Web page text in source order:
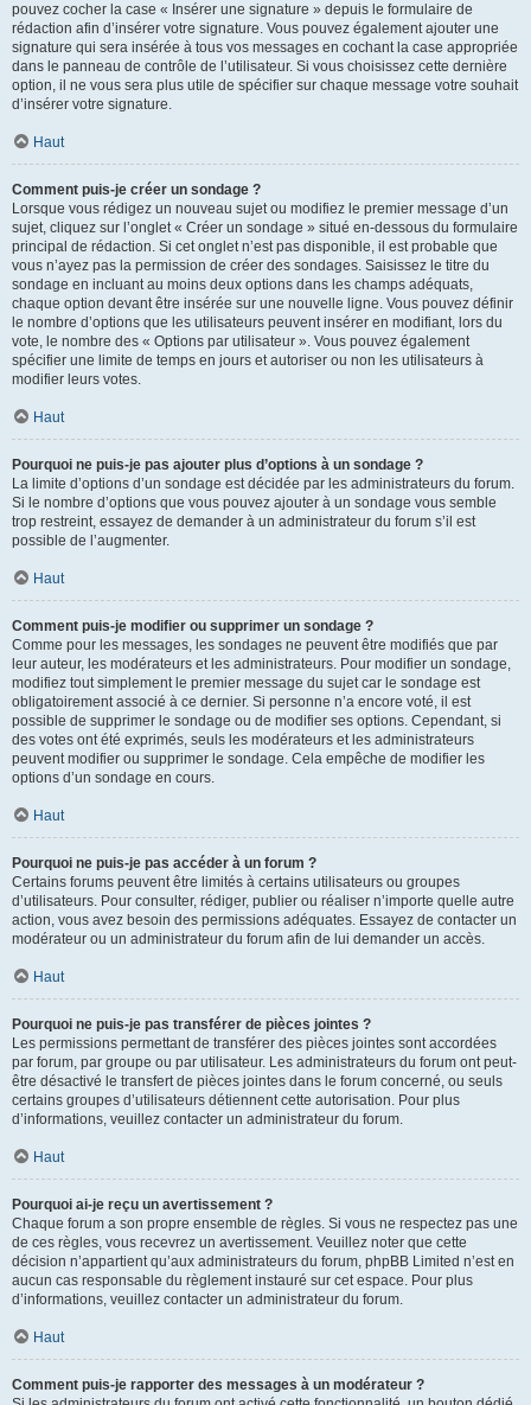
pouvez cocher la case « Insérer une signature » depuis le formulaire de
rédaction afin d’insérer votre signature. Vous pouvez également ajouter une
signature qui sera insérée à tous vos messages en cochant la case appropriée
dans le panneau de contrôle de l’utilisateur. Si vous choisissez cette dernière
option, il ne vous sera plus utile de spécifier sur chaque message votre souhait
d’insérer votre signature.
Haut
Comment puis-je créer un sondage ?
Lorsque vous rédigez un nouveau sujet ou modifiez le premier message d’un
sujet, cliquez sur l’onglet « Créer un sondage » situé en-dessous du formulaire
principal de rédaction. Si cet onglet n’est pas disponible, il est probable que
vous n’ayez pas la permission de créer des sondages. Saisissez le titre du
sondage en incluant au moins deux options dans les champs adéquats,
chaque option devant être insérée sur une nouvelle ligne. Vous pouvez définir
le nombre d’options que les utilisateurs peuvent insérer en modifiant, lors du
vote, le nombre des « Options par utilisateur ». Vous pouvez également
spécifier une limite de temps en jours et autoriser ou non les utilisateurs à
modifier leurs votes.
Haut
Pourquoi ne puis-je pas ajouter plus d’options à un sondage ?
La limite d’options d’un sondage est décidée par les administrateurs du forum.
Si le nombre d’options que vous pouvez ajouter à un sondage vous semble
trop restreint, essayez de demander à un administrateur du forum s’il est
possible de l’augmenter.
Haut
Comment puis-je modifier ou supprimer un sondage ?
Comme pour les messages, les sondages ne peuvent être modifiés que par
leur auteur, les modérateurs et les administrateurs. Pour modifier un sondage,
modifiez tout simplement le premier message du sujet car le sondage est
obligatoirement associé à ce dernier. Si personne n’a encore voté, il est
possible de supprimer le sondage ou de modifier ses options. Cependant, si
des votes ont été exprimés, seuls les modérateurs et les administrateurs
peuvent modifier ou supprimer le sondage. Cela empêche de modifier les
options d’un sondage en cours.
Haut
Pourquoi ne puis-je pas accéder à un forum ?
Certains forums peuvent être limités à certains utilisateurs ou groupes
d’utilisateurs. Pour consulter, rédiger, publier ou réaliser n’importe quelle autre
action, vous avez besoin des permissions adéquates. Essayez de contacter un
modérateur ou un administrateur du forum afin de lui demander un accès.
Haut
Pourquoi ne puis-je pas transférer de pièces jointes ?
Les permissions permettant de transférer des pièces jointes sont accordées
par forum, par groupe ou par utilisateur. Les administrateurs du forum ont peut-
être désactivé le transfert de pièces jointes dans le forum concerné, ou seuls
certains groupes d’utilisateurs détiennent cette autorisation. Pour plus
d’informations, veuillez contacter un administrateur du forum.
Haut
Pourquoi ai-je reçu un avertissement ?
Chaque forum a son propre ensemble de règles. Si vous ne respectez pas une
de ces règles, vous recevrez un avertissement. Veuillez noter que cette
décision n’appartient qu’aux administrateurs du forum, phpBB Limited n’est en
aucun cas responsable du règlement instauré sur cet espace. Pour plus
d’informations, veuillez contacter un administrateur du forum.
Haut
Comment puis-je rapporter des messages à un modérateur ?